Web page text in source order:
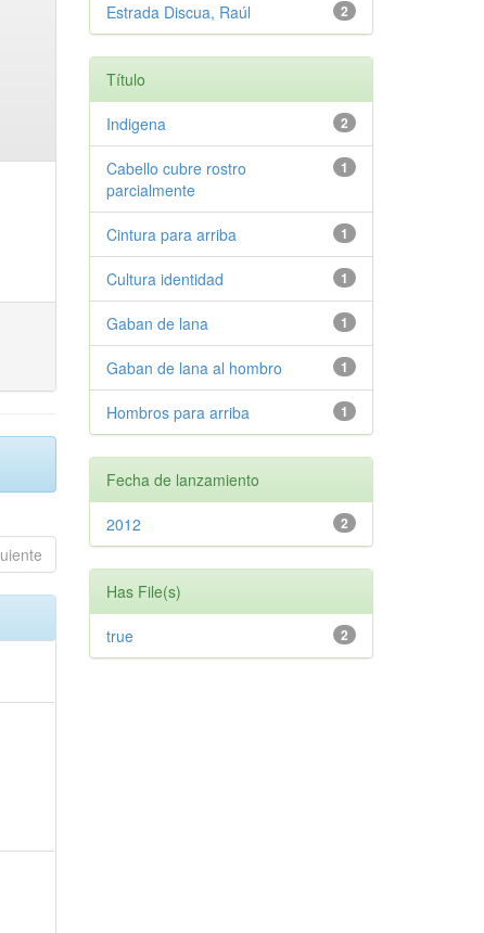
2
Estrada Discua, Raúl
Título
2
Indigena
1
Cabello cubre rostro
parcialmente
1
Cintura para arriba
1
Cultura identidad
1
Gaban de lana
1
Gaban de lana al hombro
1
Hombros para arriba
Fecha de lanzamiento
2
2012
Has File(s)
2
true